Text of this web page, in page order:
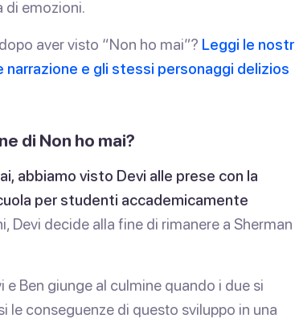
di emozioni.
aver visto “Non ho mai”? Leggi le nostr
e gli stessi personaggi delizios
di Non ho mai?
abbiamo visto Devi alle prese con la
per studenti accademicamente
Devi decide alla fine di rimanere a Sherman
Ben giunge al culmine quando i due si
le conseguenze di questo sviluppo in una